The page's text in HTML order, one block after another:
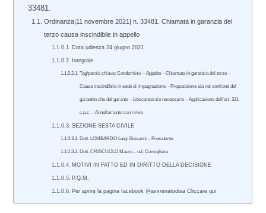
33481.
Ordinanza|11 novembre 2021| n. 33481. Chiamata in garanzia del
terzo causa inscindibile in appello
Data udienza 24 giugno 2021
Integrale
Tag/parola chiave: Condominio – Appalto – Chiamata in garanzia del terzo –
Causa inscindibile in sede di impugnazione – Proposizione sia nei confronti del
garantito che del garante – Litisconsorzio necessario – Applicazione dell’art. 331
c.p.c. – Annullamento con rinvio
SEZIONE SESTA CIVILE
Dott. LOMBARDO Luigi Giovanni – Presidente
Dott. CRISCUOLO Mauro – rel. Consigliere
MOTIVI IN FATTO ED IN DIRITTO DELLA DECISIONE
P.Q.M.
Per aprire la pagina facebook @avvrenatodisa Cliccare qui